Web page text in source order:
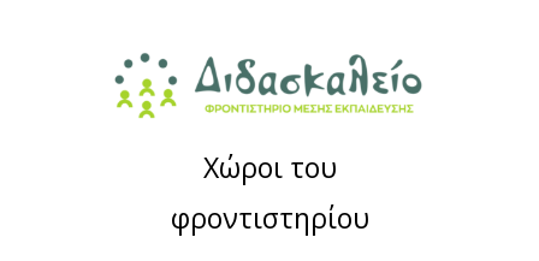
Χώροι του
φροντιστηρίου